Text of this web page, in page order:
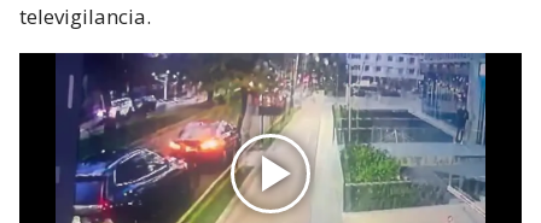
televigilancia.